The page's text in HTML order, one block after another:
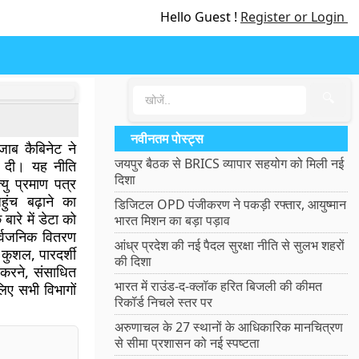
Hello Guest ! Register or Login
कैबिनेट ने
यह नीति
प्रमाण पत्र
बढ़ाने का
में डेटा को
वितरण
पारदर्शी
संसाधित
सभी विभागों
नवीनतम पोस्ट्स
जयपुर बैठक से BRICS व्यापार सहयोग को मिली नई
दिशा
डिजिटल OPD पंजीकरण ने पकड़ी रफ्तार, आयुष्मान
भारत मिशन का बड़ा पड़ाव
आंध्र प्रदेश की नई पैदल सुरक्षा नीति से सुलभ शहरों
की दिशा
भारत में राउंड-द-क्लॉक हरित बिजली की कीमत
रिकॉर्ड निचले स्तर पर
अरुणाचल के 27 स्थानों के आधिकारिक मानचित्रण
से सीमा प्रशासन को नई स्पष्टता